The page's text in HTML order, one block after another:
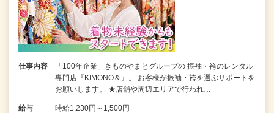
仕事内容
「100年企業」きものやまとグループの 振袖・袴のレンタル
専門店『KIMONO＆』。 お客様が振袖・袴を選ぶサポートを
お願いします。 ★店舗や周辺エリアで行われ…
給与 時給1,230円～1,500円